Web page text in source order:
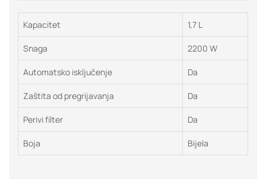
Kapacitet 1,7 L
Snaga 2200 W
Automatsko isključenje Da
Zaštita od pregrijavanja Da
Perivi filter Da
Boja Bijela